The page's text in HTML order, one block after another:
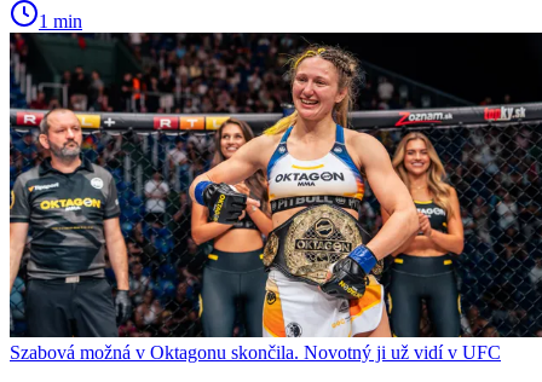
1 min
Szabová možná v Oktagonu skončila. Novotný ji už vidí v UFC